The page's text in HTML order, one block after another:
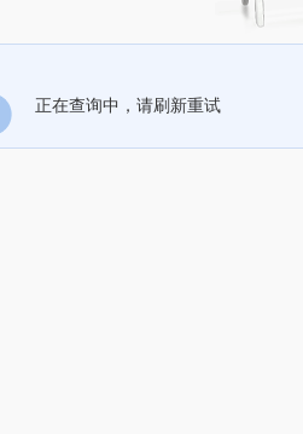
正在查询中，请刷新重试